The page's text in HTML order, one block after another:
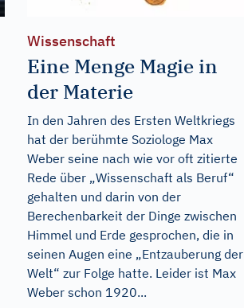
Wissenschaft
Eine Menge Magie in
der Materie
In den Jahren des Ersten Weltkriegs
hat der berühmte Soziologe Max
Weber seine nach wie vor oft zitierte
Rede über „Wissenschaft als Beruf“
gehalten und darin von der
Berechenbarkeit der Dinge zwischen
Himmel und Erde gesprochen, die in
seinen Augen eine „Entzauberung der
Welt“ zur Folge hatte. Leider ist Max
Weber schon 1920...